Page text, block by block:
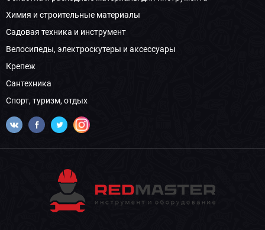
Химия и строительные материалы
Садовая техника и инструмент
Велосипеды, электроскутеры и аксессуары
Крепеж
Сантехника
Спорт, туризм, отдых